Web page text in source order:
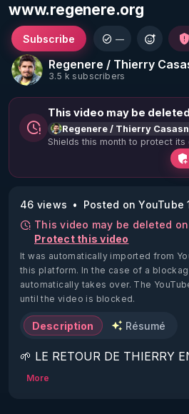
www.regenere.org
Regenere / Thierry
3.5 k subscribers
Subscribe —
This video may be
Regenere / Thierry
Shields this month to protect its
46 views
Posted on YouTube
This video may be deleted
Protect this video
It was automatically imported from
this platform. In the case of a
automatically takes over. The
until the video is blocked.
Description Résumé
🌱 LE RETOUR DE THIERRY
2022)!
More